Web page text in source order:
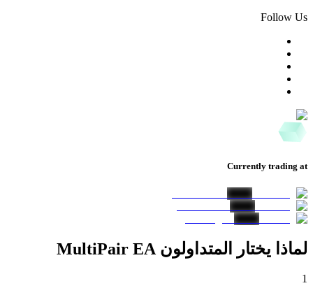
Follow Us
Currently trading at
لماذا يختار المتداولون MultiPair EA
1